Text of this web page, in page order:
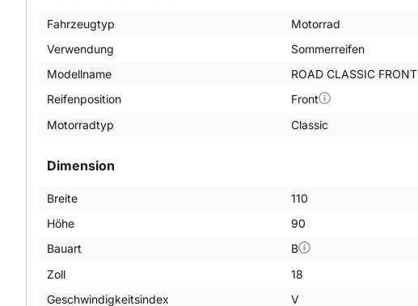
Dimension
Breite
110
Höhe
90
Bauart
B
Zoll
18
Geschwindigkeitsindex
V
Fahrzeugtyp
Motorrad
Verwendung
Sommerreifen
Modellname
ROAD CLASSIC FRONT
Reifenposition
Front
Motorradtyp
Classic